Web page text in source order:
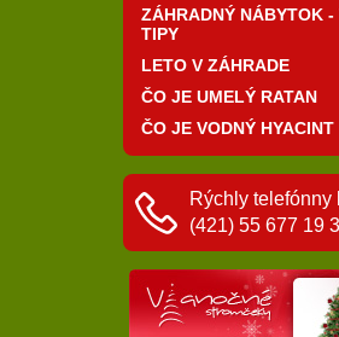
ZÁHRADNÝ NÁBYTOK -
TIPY
LETO V ZÁHRADE
ČO JE UMELÝ RATAN
ČO JE VODNÝ HYACINT
Rýchly telefónny
(421) 55 677 19